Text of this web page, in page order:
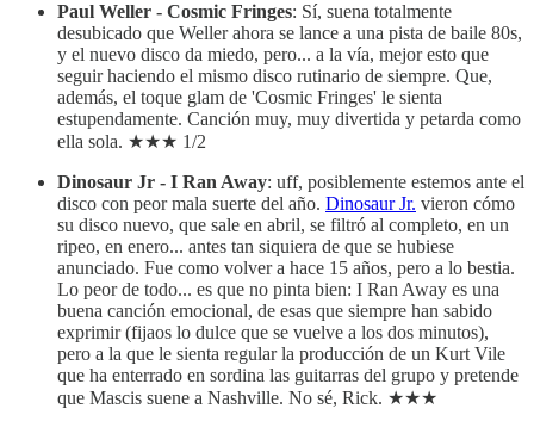
Paul Weller - Cosmic Fringes: Sí, suena totalmente
desubicado que Weller ahora se lance a una pista de baile 80s,
y el nuevo disco da miedo, pero... a la vía, mejor esto que
seguir haciendo el mismo disco rutinario de siempre. Que,
además, el toque glam de 'Cosmic Fringes' le sienta
estupendamente. Canción muy, muy divertida y petarda como
ella sola. ★★★ 1/2
Dinosaur Jr - I Ran Away: uff, posiblemente estemos ante el
disco con peor mala suerte del año. Dinosaur Jr. vieron cómo
su disco nuevo, que sale en abril, se filtró al completo, en un
ripeo, en enero... antes tan siquiera de que se hubiese
anunciado. Fue como volver a hace 15 años, pero a lo bestia.
Lo peor de todo... es que no pinta bien: I Ran Away es una
buena canción emocional, de esas que siempre han sabido
exprimir (fijaos lo dulce que se vuelve a los dos minutos),
pero a la que le sienta regular la producción de un Kurt Vile
que ha enterrado en sordina las guitarras del grupo y pretende
que Mascis suene a Nashville. No sé, Rick. ★★★